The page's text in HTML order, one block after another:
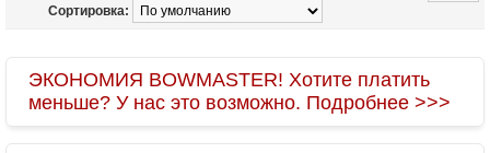
Сортировка:
ЭКОНОМИЯ BOWMASTER! Хотите платить
меньше? У нас это возможно. Подробнее >>>